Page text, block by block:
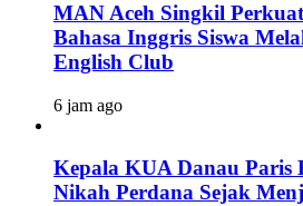
MAN Aceh Singkil
Bahasa Inggris Siswa
English Club
6 jam ago
Kepala KUA Danau Paris
Nikah Perdana Sejak